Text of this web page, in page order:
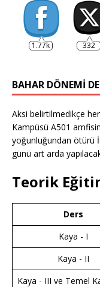
1.77k 332
BAHAR DÖNEMI
Aksi belirtilmedikçe
Kampüsü A501
yoğunluğundan ötürü
günü art arda
Teorik
Ders
Kaya - I
Kaya - II
Kaya - III ve Temel